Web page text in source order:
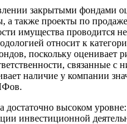
закрытыми фондами
а также проекты по
имущества проводится
относит к
поскольку
связанные
наличие у компании
достаточно высоком
инвестиционной